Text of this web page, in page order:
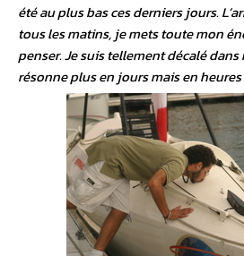
été au plus bas ces derniers jours.
tous les matins, je mets toute mon
penser. Je suis tellement décalé
résonne plus en jours mais en